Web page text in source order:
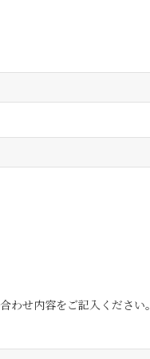
わせ内容をご記入ください。